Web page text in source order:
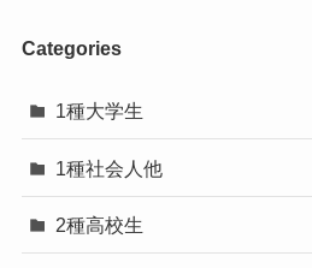
Categories
1種大学生
1種社会人他
2種高校生